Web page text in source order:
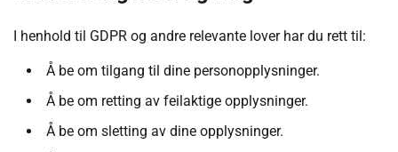
I henhold til GDPR og andre relevante lover har du rett til:
Å be om tilgang til dine personopplysninger.
Å be om retting av feilaktige opplysninger.
Å be om sletting av dine opplysninger.